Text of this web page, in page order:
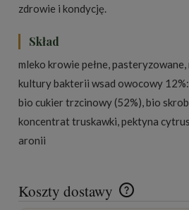
zdrowie i kondycję.
Skład
mleko krowie pełne,
kultury bakterii wsad owocowy
bio cukier trzcinowy (52%), bio
koncentrat truskawki, pektyna
aronii
Koszty dostawy